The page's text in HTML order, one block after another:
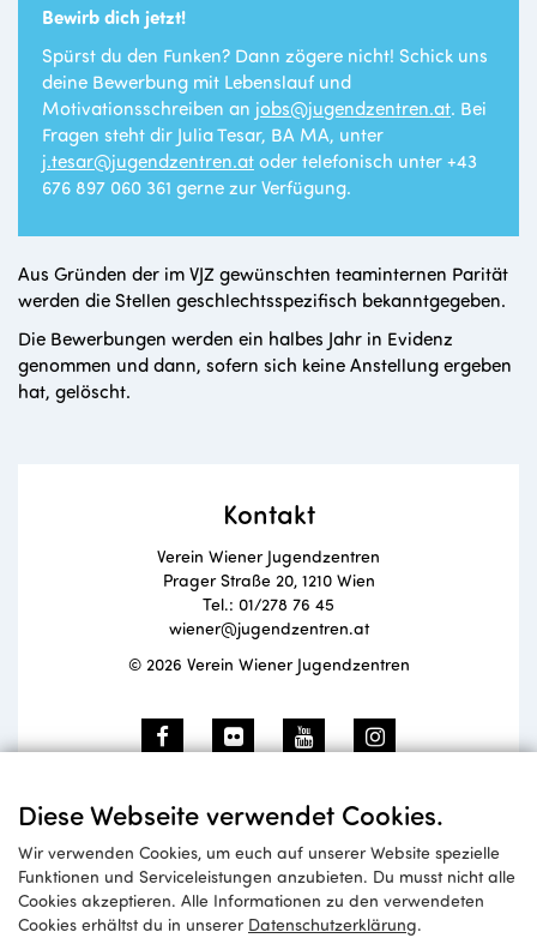
Diese Webseite verwendet Cookies.
Wir verwenden Cookies, um euch auf unserer Website spezielle
Funktionen und Serviceleistungen anzubieten. Du musst nicht alle
Cookies akzeptieren. Alle Informationen zu den verwendeten
Cookies erhältst du in unserer Datenschutzerklärung.
Bewirb dich jetzt!
Spürst du den Funken? Dann zögere nicht! Schick uns
deine Bewerbung mit Lebenslauf und
Motivationsschreiben an jobs@jugendzentren.at. Bei
Fragen steht dir Julia Tesar, BA MA, unter
j.tesar@jugendzentren.atoder telefonisch unter +43
676 897 060 361 gerne zur Verfügung.
Aus Gründen der im VJZ gewünschten teaminternen Parität
werden die Stellen geschlechtsspezifisch bekanntgegeben.
Die Bewerbungen werden ein halbes Jahr in Evidenz
genommen und dann, sofern sich keine Anstellung ergeben
hat, gelöscht.
Kontakt
Verein Wiener Jugendzentren
Prager Straße 20, 1210 Wien
Tel.: 01/278 76 45
wiener@jugendzentren.at
© 2026 Verein Wiener Jugendzentren
Newsletteranmeldung
Anmelden